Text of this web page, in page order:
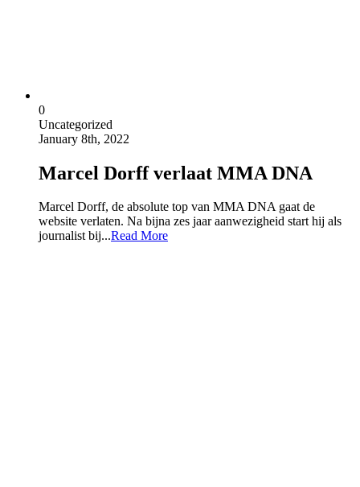
0
Uncategorized
January 8th, 2022
Marcel Dorff verlaat MMA DNA
Marcel Dorff, de absolute top van MMA DNA gaat de
website verlaten. Na bijna zes jaar aanwezigheid start hij als
journalist bij...Read More